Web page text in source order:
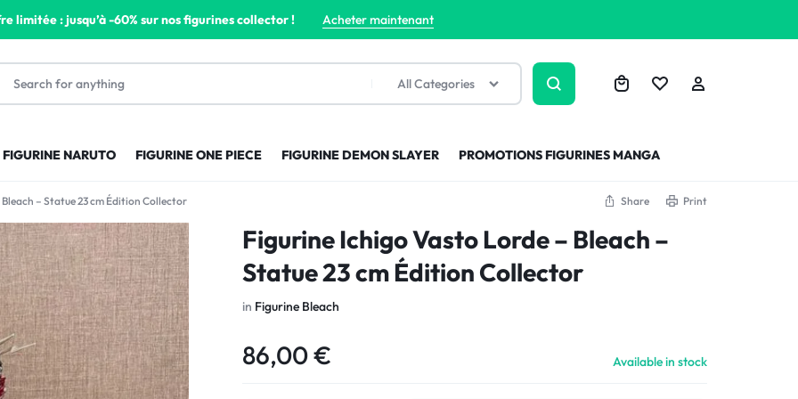
limitée : jusqu’à -60% sur nos figurines collector ! Acheter maintenant
All Categories
FIGURINE NARUTO FIGURINE ONE PIECE FIGURINE DEMON SLAYER PROMOTIONS FIGURINES MANGA
– Statue 23 cm Édition Collector Share Print
Figurine Ichigo Vasto Lorde – Bleach –
Statue 23 cm Édition Collector
in Figurine Bleach
86,00€ Available in stock